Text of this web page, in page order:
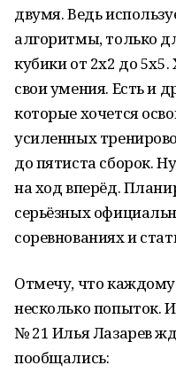
двумя. Ведь
алгоритмы, только
кубики от 2х2 до
свои умения. Есть и
которые хочется
усиленных
до пятиста сборок.
на ход вперёд.
серьёзных
соревнованиях и
Отмечу, что
несколько попыток.
№ 21 Илья Лазарев
пообщались: